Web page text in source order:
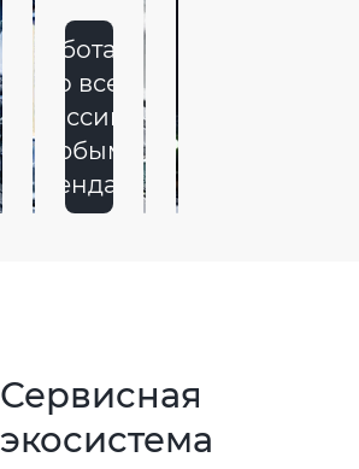
Работаем
по всей
России
с
любыми
брендами
Сервисная
экосистема